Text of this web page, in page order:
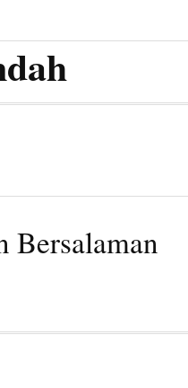
Bersalaman